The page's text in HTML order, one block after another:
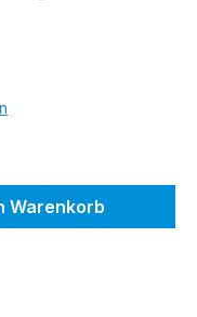
Warenkorb